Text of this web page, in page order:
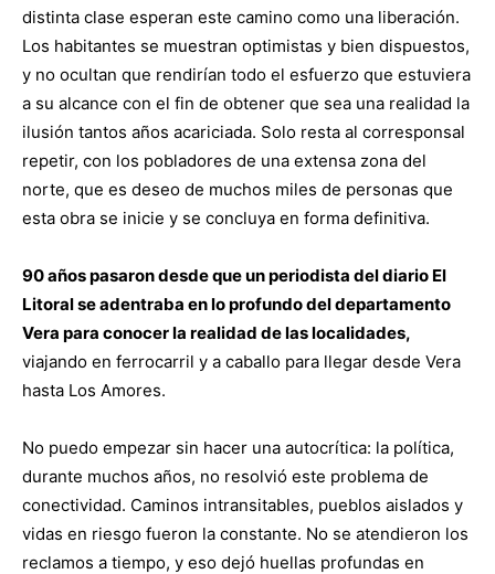
distinta clase esperan este camino como una liberación.
Los habitantes se muestran optimistas y bien dispuestos,
y no ocultan que rendirían todo el esfuerzo que estuviera
a su alcance con el fin de obtener que sea una realidad la
ilusión tantos años acariciada. Solo resta al corresponsal
repetir, con los pobladores de una extensa zona del
norte, que es deseo de muchos miles de personas que
esta obra se inicie y se concluya en forma definitiva.
90 años pasaron desde que un periodista del diario El
Litoral se adentraba en lo profundo del departamento
Vera para conocer la realidad de las localidades,
viajando en ferrocarril y a caballo para llegar desde Vera
hasta Los Amores.
No puedo empezar sin hacer una autocrítica: la política,
durante muchos años, no resolvió este problema de
conectividad. Caminos intransitables, pueblos aislados y
vidas en riesgo fueron la constante. No se atendieron los
reclamos a tiempo, y eso dejó huellas profundas en